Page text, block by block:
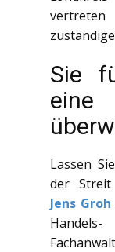
Sie
eine
Lassen
der
Jens Groh